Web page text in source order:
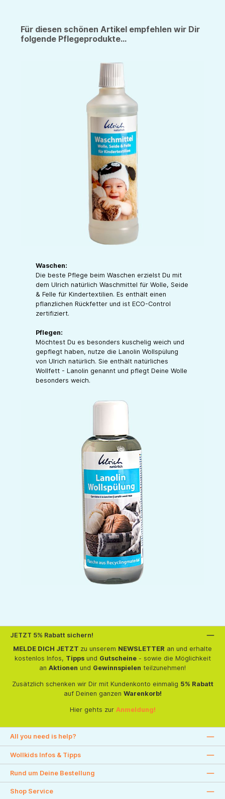
Für diesen schönen Artikel empfehlen wir Dir
folgende Pflegeprodukte...
Waschen:
Die beste Pflege beim Waschen erzielst Du mit
dem Ulrich natürlich Waschmittel für Wolle, Seide
& Felle für Kindertextilien. Es enthält einen
pflanzlichen Rückfetter und ist ECO-Control
zertifiziert.
Pflegen:
Möchtest Du es besonders kuschelig weich und
gepflegt haben, nutze die Lanolin Wollspülung
von Ulrich natürlich. Sie enthält natürliches
Wollfett - Lanolin genannt und pflegt Deine Wolle
besonders weich.
JETZT 5% Rabatt sichern!
MELDE DICH JETZT zu unserem NEWSLETTER an und erhalte
kostenlos Infos, Tippsund Gutscheine- sowie die Möglichkeit
an Aktionen und Gewinnspielen teilzunehmen!
Zusätzlich schenken wir Dir mit Kundenkonto einmalig 5% Rabatt
auf Deinen ganzen Warenkorb!
Hier gehts zur Anmeldung!
All you need is help?
Wollkids Infos & Tipps
Rund um Deine Bestellung
Shop Service